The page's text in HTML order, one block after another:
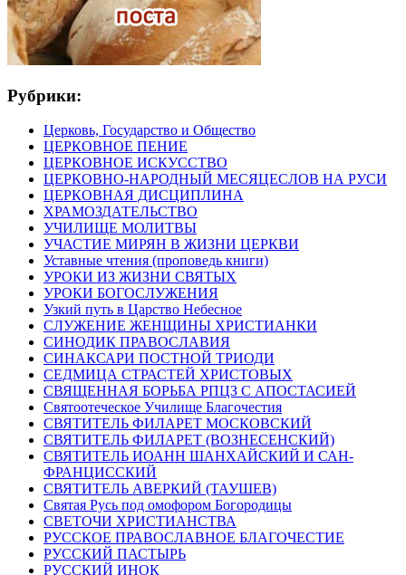
Рубрики:
Церковь, Государство и Общество
ЦЕРКОВНОЕ ПЕНИЕ
ЦЕРКОВНОЕ ИСКУССТВО
ЦЕРКОВНО-НАРОДНЫЙ МЕСЯЦЕСЛОВ НА РУСИ
ЦЕРКОВНАЯ ДИСЦИПЛИНА
ХРАМОЗДАТЕЛЬСТВО
УЧИЛИЩЕ МОЛИТВЫ
УЧАСТИЕ МИРЯН В ЖИЗНИ ЦЕРКВИ
Уставные чтения (проповедь книги)
УРОКИ ИЗ ЖИЗНИ СВЯТЫХ
УРОКИ БОГОСЛУЖЕНИЯ
Узкий путь в Царство Небесное
СЛУЖЕНИЕ ЖЕНЩИНЫ ХРИСТИАНКИ
СИНОДИК ПРАВОСЛАВИЯ
СИНАКСАРИ ПОСТНОЙ ТРИОДИ
СЕДМИЦА СТРАСТЕЙ ХРИСТОВЫХ
СВЯЩЕННАЯ БОРЬБА РПЦЗ С АПОСТАСИЕЙ
Святоотеческое Училище Благочестия
СВЯТИТЕЛЬ ФИЛАРЕТ МОСКОВСКИЙ
СВЯТИТЕЛЬ ФИЛАРЕТ (ВОЗНЕСЕНСКИЙ)
СВЯТИТЕЛЬ ИОАНН ШАНХАЙСКИЙ И САН-
ФРАНЦИССКИЙ
СВЯТИТЕЛЬ АВЕРКИЙ (ТАУШЕВ)
Святая Русь под омофором Богородицы
СВЕТОЧИ ХРИСТИАНСТВА
РУССКОЕ ПРАВОСЛАВНОЕ БЛАГОЧЕСТИЕ
РУССКИЙ ПАСТЫРЬ
РУССКИЙ ИНОК